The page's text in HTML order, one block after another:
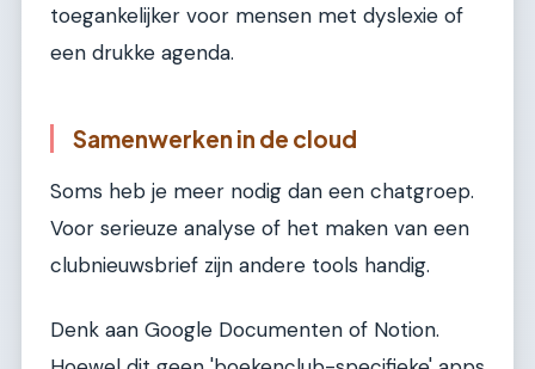
toegankelijker voor mensen met dyslexie of
een drukke agenda.
Samenwerken in de cloud
Soms heb je meer nodig dan een chatgroep.
Voor serieuze analyse of het maken van een
clubnieuwsbrief zijn andere tools handig.
Denk aan Google Documenten of Notion.